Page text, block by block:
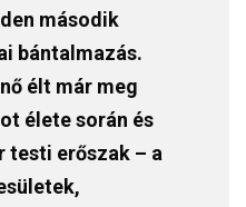
második
bántalmazás.
élt már meg
élete során és
testi erőszak – a